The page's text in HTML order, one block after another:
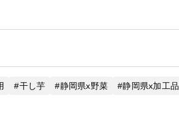
干し芋 静岡県x野菜
静岡県x加工品